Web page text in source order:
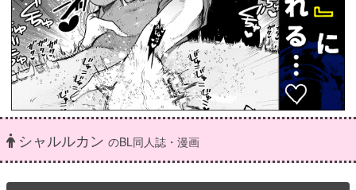
シャルルカン のBL同人誌・漫画